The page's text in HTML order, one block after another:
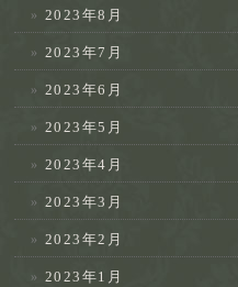
2023年8月
2023年7月
2023年6月
2023年5月
2023年4月
2023年3月
2023年2月
2023年1月